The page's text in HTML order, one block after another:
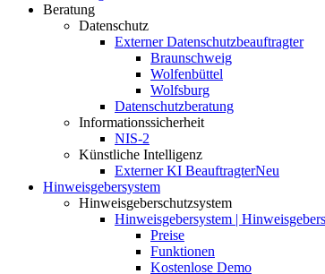
Beratung
Datenschutz
Externer Datenschutzbeauftragter
Braunschweig
Wolfenbüttel
Wolfsburg
Datenschutzberatung
Informationssicherheit
NIS-2
Künstliche Intelligenz
Externer KI BeauftragterNeu
Hinweisgebersystem
Hinweisgeberschutzsystem
Hinweisgebersystem |
Preise
Funktionen
Kostenlose Demo